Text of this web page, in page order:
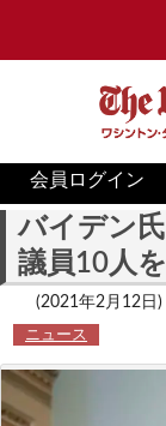
ニュース
政治
ホワイ
会員ログイン
バイデン
議員10人
(2021年2月12日)
ニュース